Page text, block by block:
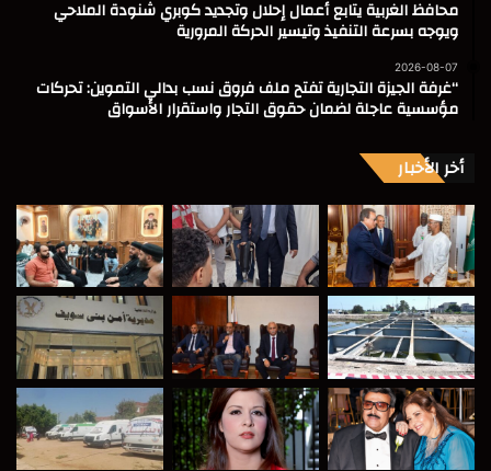
محافظ الغربية يتابع أعمال إحلال وتجديد كوبري شنودة الملاحي
ويوجه بسرعة التنفيذ وتيسير الحركة المرورية
2026-08-07
“غرفة الجيزة التجارية تفتح ملف فروق نسب بدالي التموين: تحركات
مؤسسية عاجلة لضمان حقوق التجار واستقرار الأسواق
أخر الأخبار